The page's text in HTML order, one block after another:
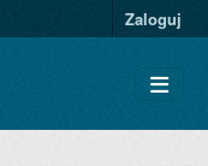
Zaloguj